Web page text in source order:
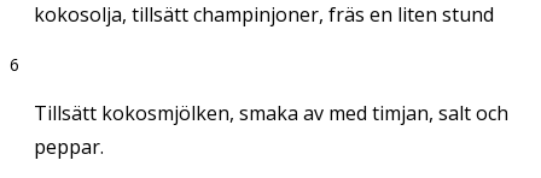
kokosolja, tillsätt champinjoner, fräs en liten stund
6
Tillsätt kokosmjölken, smaka av med timjan, salt och
peppar.